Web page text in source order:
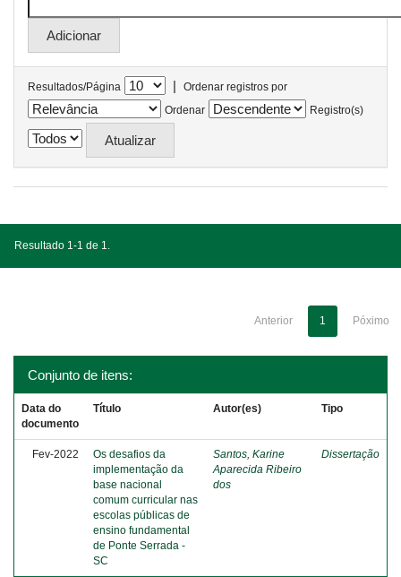
Resultados/Página |
Ordenar registros por
Ordenar
Registro(s)
Resultado 1-1 de 1.
Anterior 1 Póximo
Conjunto de itens:
Data do
documento
Título Autor(es) Tipo
Fev-2022
Os desafios da
implementação da
base nacional
comum curricular nas
escolas públicas de
ensino fundamental
de Ponte Serrada -
SC
Santos, Karine
Aparecida Ribeiro
dos
Dissertação